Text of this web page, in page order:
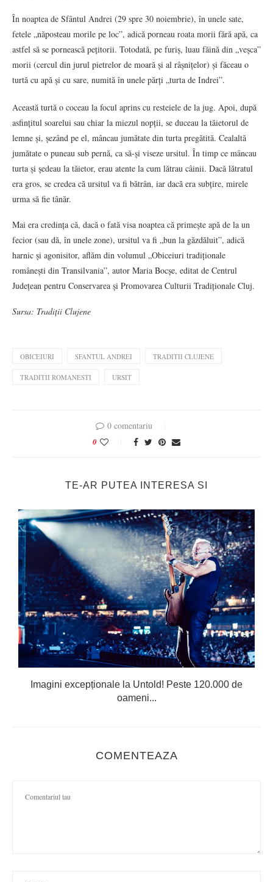
În noaptea de Sfântul Andrei (29 spre 30 noiembrie), în unele sate,
fetele „năposteau morile pe loc”, adică porneau roata morii fără apă, ca
astfel să se pornească pețitorii. Totodată, pe furiș, luau făină din „veșca”
morii (cercul din jurul pietrelor de moară și al râșnițelor) și făceau o
turtă cu apă și cu sare, numită în unele părți „turta de Indrei”.
Această turtă o coceau la focul aprins cu resteiele de la jug. Apoi, după
asfințitul soarelui sau chiar la miezul nopții, se duceau la tăietorul de
lemne și, șezând pe el, mâncau jumătate din turta pregătită. Cealaltă
jumătate o puneau sub pernă, ca să-și viseze ursitul. În timp ce mâncau
turta și ședeau la tăietor, erau atente la cum lătrau câinii. Dacă lătratul
era gros, se credea că ursitul va fi bătrân, iar dacă era subțire, mirele
urma să fie tânăr.
Mai era credința că, dacă o fată visa noaptea că primește apă de la un
fecior (sau dă, în unele zone), ursitul va fi „bun la găzdăluit”, adică
harnic și agonisitor, aflăm din volumul „Obiceiuri tradiționale
românești din Transilvania”, autor Maria Bocșe, editat de Centrul
Județean pentru Conservarea și Promovarea Culturii Tradiționale Cluj.
Sursa: Tradiții Clujene
OBICEIURI SFANTUL ANDREI TRADITII CLUJENE
TRADITII ROMANESTI URSIT
0 comentariu
0
TE-AR PUTEA INTERESA SI
Imagini excepționale la Untold! Peste 120.000 de
oameni...
COMENTEAZA